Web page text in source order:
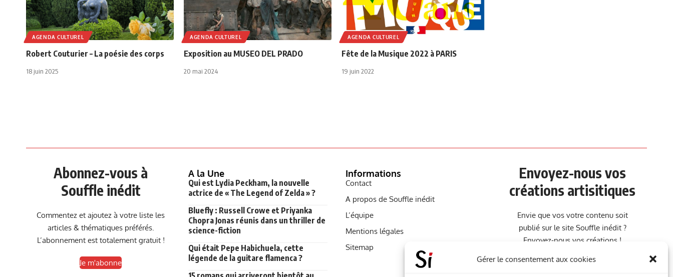
Gérer le consentement aux cookies
AGENDA CULTUREL
Robert Couturier – La poésie des corps
18 juin 2025
AGENDA CULTUREL
Exposition au MUSEO DEL PRADO
20 mai 2024
AGENDA CULTUREL
Fête de la Musique 2022 à PARIS
19 juin 2022
Abonnez-vous à
Souffle inédit
Commentez et ajoutez à votre liste les
articles & thématiques préférés.
L’abonnement est totalement gratuit !
Je m'abonne
A la Une
Qui est Lydia Peckham, la nouvelle
actrice de « The Legend of Zelda » ?
Bluefly : Russell Crowe et Priyanka
Chopra Jonas réunis dans un thriller de
science-fiction
Qui était Pepe Habichuela, cette
légende de la guitare flamenca ?
Informations
Contact
A propos de Souffle inédit
L’équipe
Mentions légales
Sitemap
Envoyez-nous vos
créations artisitiques
Envie que vos votre contenu soit
publié sur le site Souffle inédit ?
Envoyez-nous vos créations !
Contact